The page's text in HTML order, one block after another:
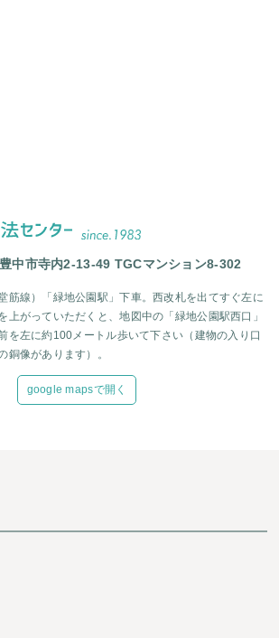
中市寺内2-13-49 TGCマンション8-302
筋線）「緑地公園駅」下車。西改札を出てすぐ左に
がっていただくと、地図中の「緑地公園駅西口」
を左に約100メートル歩いて下さい（建物の入り口
銅像があります）。
google mapsで開く